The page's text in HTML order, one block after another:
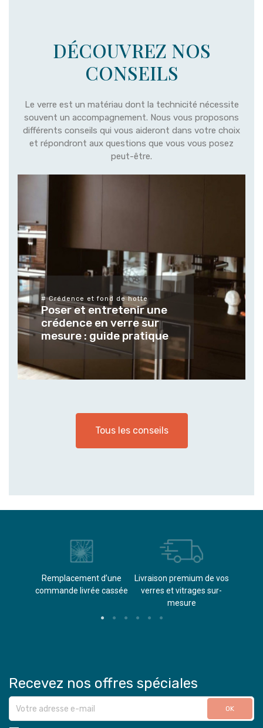
DÉCOUVREZ NOS
CONSEILS
Le verre est un matériau dont la technicité nécessite
souvent un accompagnement. Nous vous proposons
différents conseils qui vous aideront dans votre choix
et répondront aux questions que vous vous posez
peut-être.
# Crédence et fond de hotte
Poser et entretenir une
crédence en verre sur
mesure : guide pratique
Tous les conseils
Remplacement d’une
commande livrée cassée​
Livraison premium de vos
verres et vitrages sur-
mesure
Recevez nos offres spéciales